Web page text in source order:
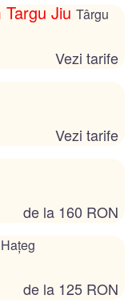
Jiu Târgu
Vezi tarife
Vezi tarife
de la 160 RON
Hațeg
de la 125 RON